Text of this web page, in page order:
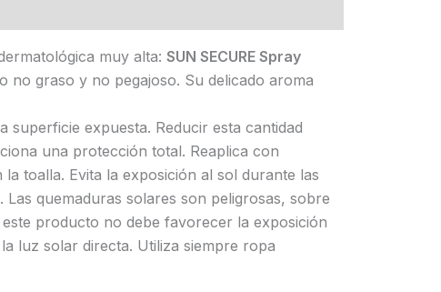
muy alta:SUN SECURE Spray
no graso y no pegajoso. Su delicado aroma
expuesta. Reducir esta cantidad
una protección total. Reaplica con
toalla. Evita la exposición al sol durante las
quemaduras solares son peligrosas, sobre
producto no debe favorecer la exposición
luz solar directa. Utiliza siempre ropa